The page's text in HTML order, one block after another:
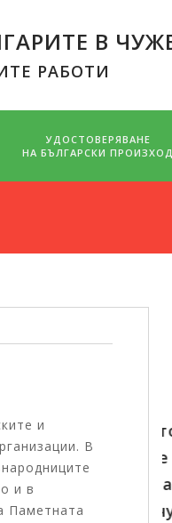
В
РАБОТИ
УДОСТОВЕРЯВАНЕ
НА БЪЛГАРСКИ ПРОИЗХОД
и
В
и в
Паметната
на
на
за
събере в